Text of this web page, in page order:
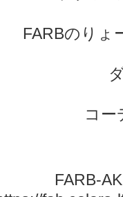
FARBのりょ
コー
FARB-